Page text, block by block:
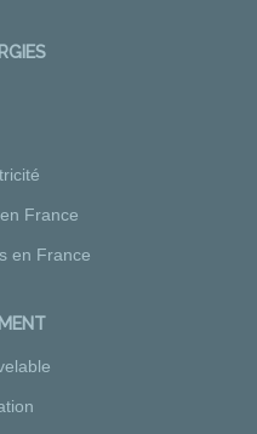
France
en France